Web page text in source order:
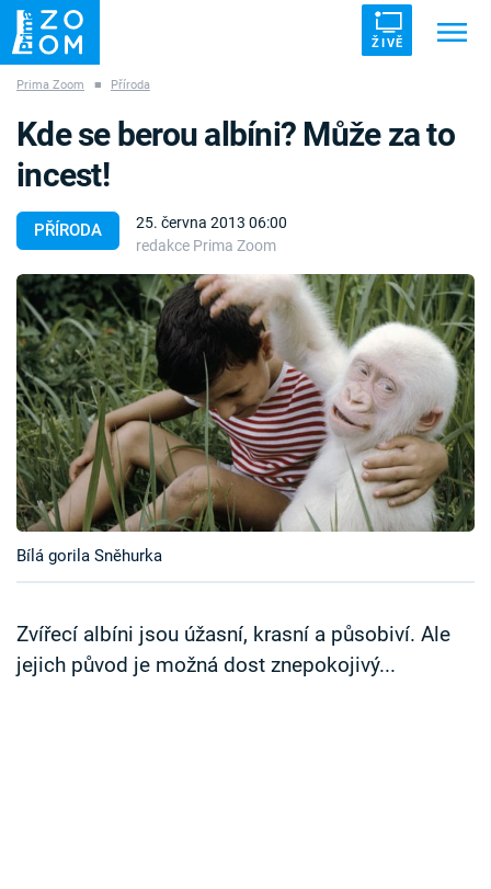
ŽIVĚ
ZÁHADY VETŘELCI DÁVNOVĚKU
Témata
Témata
Pořady
TV Program
Časopis
Sledujte prima+
Přihlášení
Prima Zoom ■ Příroda
PŘÍRODA
25. června 2013 06:00
redakce Prima Zoom
Kde se berou albíni? Může za to
incest!
Bílá gorila Sněhurka
Zvířecí albíni jsou úžasní, krasní a působiví. Ale
jejich původ je možná dost znepokojivý...